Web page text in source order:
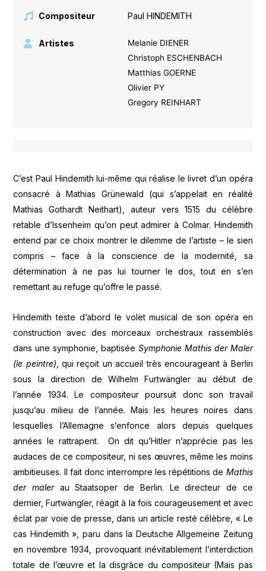
Compositeur Paul HINDEMITH
Artistes
Melanie DIENER
Christoph ESCHENBACH
Matthias GOERNE
Olivier PY
Gregory REINHART
C’est Paul Hindemith lui-même qui réalise le livret d’un opéra
consacré à Mathias Grünewald (qui s’appelait en réalité
Mathias Gothardt Neithart), auteur vers 1515 du célèbre
retable d’Issenheim qu’on peut admirer à Colmar. Hindemith
entend par ce choix montrer le dilemme de l’artiste – le sien
compris – face à la conscience de la modernité, sa
détermination à ne pas lui tourner le dos, tout en s’en
remettant au refuge qu’offre le passé.
Hindemith teste d’abord le volet musical de son opéra en
construction avec des morceaux orchestraux rassemblés
dans une symphonie, baptisée Symphonie Mathis der Maler
(le peintre) , qui reçoit un accueil très encourageant à Berlin
sous la direction de Wilhelm Furtwängler au début de
l’année 1934. Le compositeur poursuit donc son travail
jusqu’au milieu de l’année. Mais les heures noires dans
lesquelles l’Allemagne s’enfonce alors depuis quelques
années le rattrapent. On dit qu’Hitler n’apprécie pas les
audaces de ce compositeur, ni ses œuvres, même les moins
ambitieuses. Il fait donc interrompre les répétitions de Mathis
der malerau Staatsoper de Berlin. Le directeur de ce
dernier, Furtwängler, réagit à la fois courageusement et avec
éclat par voie de presse, dans un article resté célèbre, « Le
cas Hindemith », paru dans la Deutsche Allgemeine Zeitung
en novembre 1934, provoquant inévitablement l’interdiction
totale de l’œuvre et la disgrâce du compositeur (Mais pas